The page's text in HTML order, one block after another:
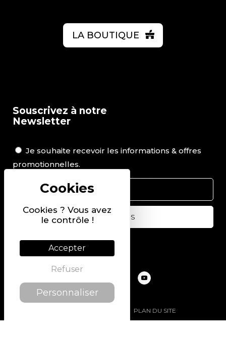
Cookies ? Vous avez
le contrôle !
Accepter
Refuser
Personnaliser
LA BOUTIQUE
Souscrivez à notre
Newsletter
Je souhaite recevoir les informations & offres
promotionnelles.
Suivez-nous sur
PLAN DU SITE